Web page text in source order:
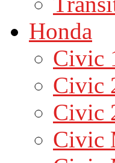
Honda
Civic
Civic
Civic
Civic